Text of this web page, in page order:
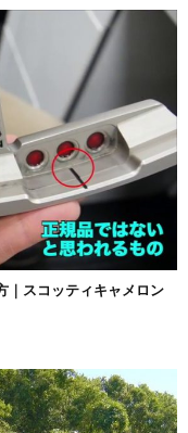
｜スコッティキャメロン